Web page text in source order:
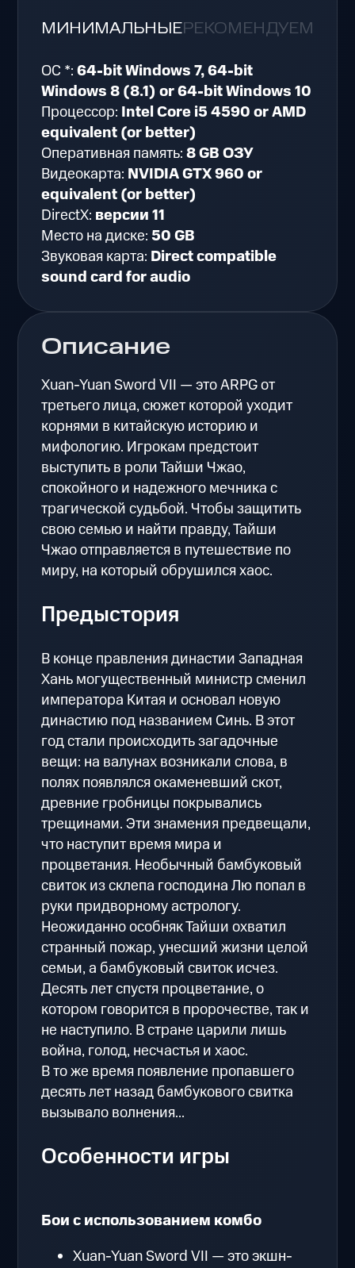
Описание
Xuan-Yuan Sword VII — это ARPG от
третьего лица, сюжет которой уходит
корнями в китайскую историю и
мифологию. Игрокам предстоит
выступить в роли Тайши Чжао,
спокойного и надежного мечника с
трагической судьбой. Чтобы защитить
свою семью и найти правду, Тайши
Чжао отправляется в путешествие по
миру, на который обрушился хаос.
Предыстория
В конце правления династии Западная
Хань могущественный министр сменил
императора Китая и основал новую
династию под названием Синь. В этот
год стали происходить загадочные
вещи: на валунах возникали слова, в
полях появлялся окаменевший скот,
древние гробницы покрывались
трещинами. Эти знамения предвещали,
что наступит время мира и
процветания. Необычный бамбуковый
свиток из склепа господина Лю попал в
руки придворному астрологу.
Неожиданно особняк Тайши охватил
странный пожар, унесший жизни целой
семьи, а бамбуковый свиток исчез.
Десять лет спустя процветание, о
котором говорится в пророчестве, так и
не наступило. В стране царили лишь
война, голод, несчастья и хаос.
В то же время появление пропавшего
десять лет назад бамбукового свитка
вызывало волнения...
Особенности игры
Бои с использованием комбо
Xuan-Yuan Sword VII — это экшн-
МИНИМАЛЬНЫЕРЕКОМЕНДУЕМЫЕ
ОС *:64-bit Windows 7, 64-bit
Windows 8 (8.1) or 64-bit Windows 10
Процессор: Intel Core i5 4590 or AMD
equivalent (or better)
Оперативная память:8 GB ОЗУ
Видеокарта: NVIDIA GTX 960 or
equivalent (or better)
DirectX: версии 11
Место на диске:50 GB
Звуковая карта: Direct compatible
sound card for audio